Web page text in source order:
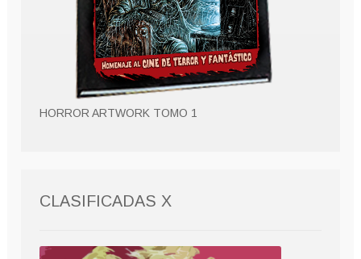
HORROR ARTWORK TOMO 1
CLASIFICADAS X